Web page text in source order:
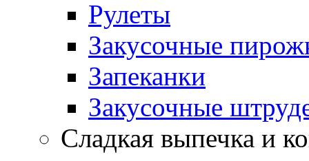
Рулеты
Закусочные
Запеканки
Закусочные
Сладкая выпечка и